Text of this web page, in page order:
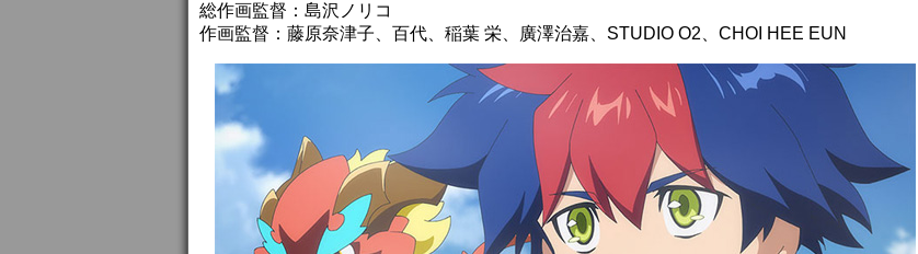
総作画監督：島沢ノリコ
作画監督：藤原奈津子、百代、稲葉 栄、廣澤治嘉、STUDIO O2、CHOI HEE EUN